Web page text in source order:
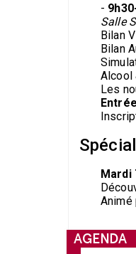
-
Salle
Bilan
Bilan
Alcool
Les
Mardi
Animé
AGENDA